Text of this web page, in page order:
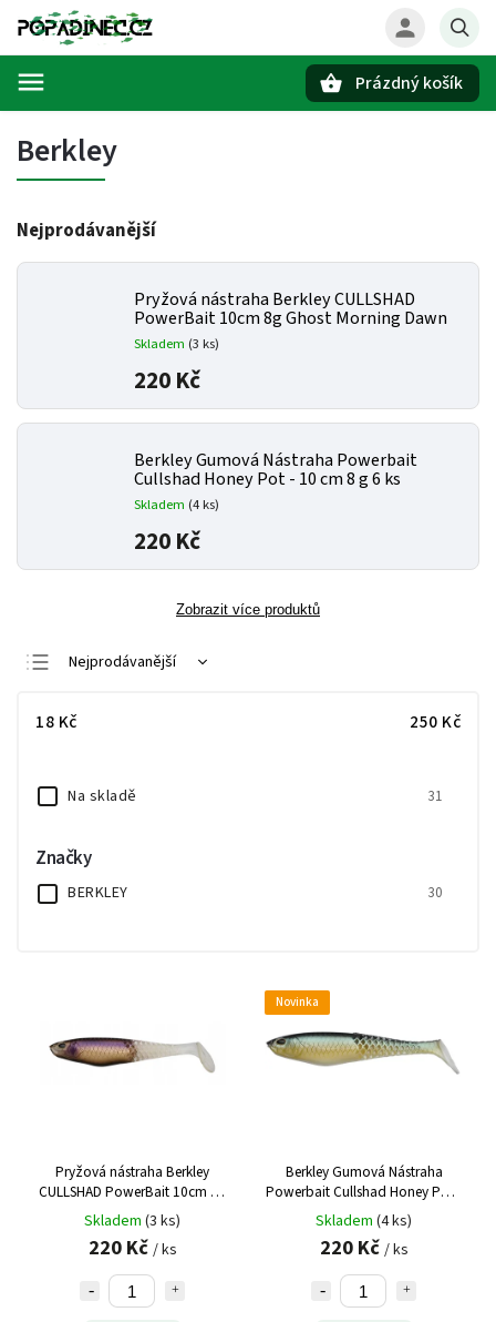
Prázdný košík
Berkley
Nejprodávanější
Pryžová nástraha Berkley CULLSHAD
PowerBait 10cm 8g Ghost Morning Dawn
Skladem (3 ks)
220 Kč
Berkley Gumová Nástraha Powerbait
Cullshad Honey Pot - 10 cm 8 g 6 ks
Skladem (4 ks)
220 Kč
Zobrazit více produktů
Nejprodávanější
Nejdražší
18 Kč 250 Kč
Na skladě 31
Značky
BERKLEY 30
Pryžová nástraha Berkley
CULLSHAD PowerBait 10cm 8g
Ghost Morning Dawn
Skladem (3 ks)
220 Kč / ks
Novinka
Berkley Gumová Nástraha
Powerbait Cullshad Honey Pot -
10 cm 8 g 6 ks
Skladem (4 ks)
220 Kč / ks